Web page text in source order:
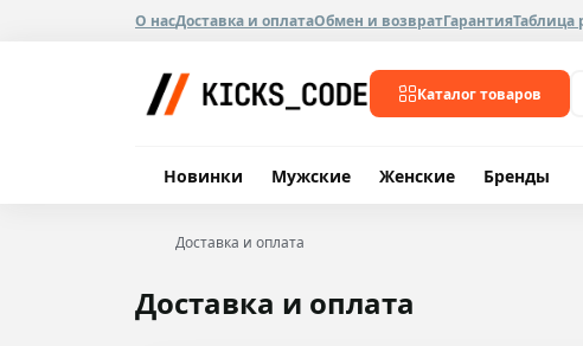
О насДоставка и оплатаОбмен и возвратГарантияТаблица
Каталог товаров
Новинки Мужские Женские Бренды
Доставка и оплата
Доставка и оплата